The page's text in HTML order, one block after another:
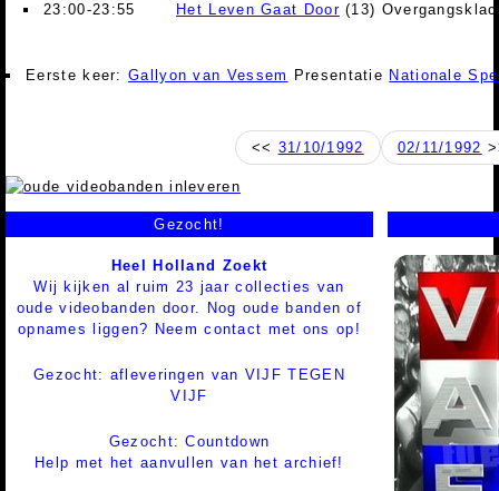
23:00-23:55
Het Leven Gaat Door(13)
Eerste keer:Gallyon van Vessem Presentatie Nationale
<< 31/10/1992 02/11/1992
Gezocht!
Heel Holland Zoekt
Wij kijken al ruim 23 jaar collecties van
oude videobanden door. Nog oude banden of
opnames liggen? Neem contact met ons op!
Gezocht: afleveringen van VIJF TEGEN
VIJF
Gezocht: Countdown
Help met het aanvullen van het archief!